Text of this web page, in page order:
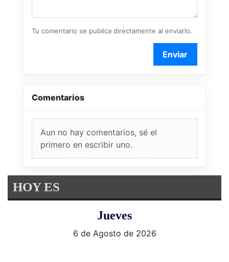
Tu comentario se publica directamente al enviarlo.
Enviar
Comentarios
Aun no hay comentarios, sé el
primero en escribir uno.
HOY ES
Jueves
6 de Agosto de 2026